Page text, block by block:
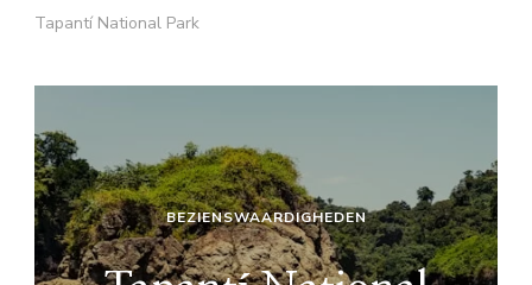
Tapantí National Park
BEZIENSWAARDIGHEDEN